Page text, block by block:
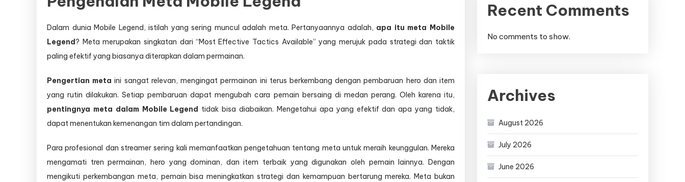
Dalam dunia Mobile Legend, istilah yang sering muncul adalah meta. Pertanyaannya adalah, apa itu meta Mobile
Legend? Meta merupakan singkatan dari “Most Effective Tactics Available” yang merujuk pada strategi dan taktik
paling efektif yang biasanya diterapkan dalam permainan.
Pengertian meta ini sangat relevan, mengingat permainan ini terus berkembang dengan pembaruan hero dan item
yang rutin dilakukan. Setiap pembaruan dapat mengubah cara pemain bersaing di medan perang. Oleh karena itu,
pentingnya meta dalam Mobile Legend tidak bisa diabaikan. Mengetahui apa yang efektif dan apa yang tidak,
dapat menentukan kemenangan tim dalam pertandingan.
Para profesional dan streamer sering kali memanfaatkan pengetahuan tentang meta untuk meraih keunggulan. Mereka
mengamati tren permainan, hero yang dominan, dan item terbaik yang digunakan oleh pemain lainnya. Dengan
mengikuti perkembangan meta, pemain bisa meningkatkan strategi dan kemampuan bertarung mereka. Meta bukan
Recent Comments
No comments to show.
Archives
August 2026
July 2026
June 2026